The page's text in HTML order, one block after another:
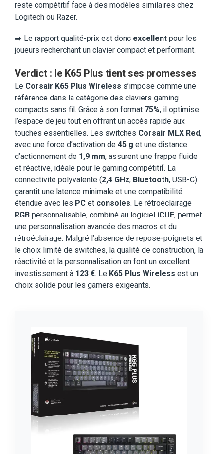
reste compétitif face à des modèles similaires chez
Logitech ou Razer.
➡️ Le rapport qualité-prix est donc excellent pour les
joueurs recherchant un clavier compact et performant.
Verdict : le K65 Plus tient ses promesses
Le Corsair K65 Plus Wireless s’impose comme une
référence dans la catégorie des claviers gaming
compacts sans fil. Grâce à son format 75%, il optimise
l’espace de jeu tout en offrant un accès rapide aux
touches essentielles. Les switches Corsair MLX Red,
avec une force d’activation de 45 g et une distance
d’actionnement de 1,9 mm, assurent une frappe fluide
et réactive, idéale pour le gaming compétitif. La
connectivité polyvalente (2,4 GHz, Bluetooth, USB-C)
garantit une latence minimale et une compatibilité
étendue avec les PC et consoles. Le rétroéclairage
RGB personnalisable, combiné au logiciel iCUE, permet
une personnalisation avancée des macros et du
rétroéclairage. Malgré l’absence de repose-poignets et
le choix limité de switches, la qualité de construction, la
réactivité et la personnalisation en font un excellent
investissement à 123 €. Le K65 Plus Wireless est un
choix solide pour les gamers exigeants.